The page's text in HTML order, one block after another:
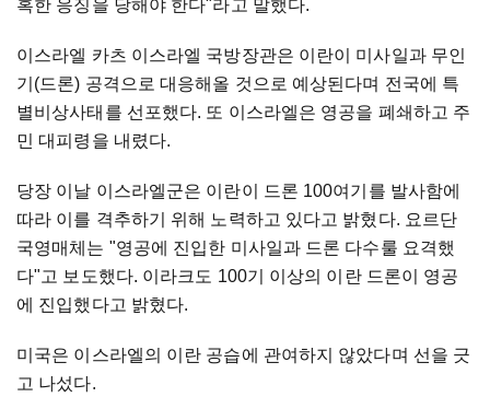
혹한 응징을 당해야 한다"라고 말했다.
이스라엘 카츠 이스라엘 국방장관은 이란이 미사일과 무인
기(드론) 공격으로 대응해올 것으로 예상된다며 전국에 특
별비상사태를 선포했다. 또 이스라엘은 영공을 폐쇄하고 주
민 대피령을 내렸다.
당장 이날 이스라엘군은 이란이 드론 100여기를 발사함에
따라 이를 격추하기 위해 노력하고 있다고 밝혔다. 요르단
국영매체는 "영공에 진입한 미사일과 드론 다수룰 요격했
다"고 보도했다. 이라크도 100기 이상의 이란 드론이 영공
에 진입했다고 밝혔다.
미국은 이스라엘의 이란 공습에 관여하지 않았다며 선을 긋
고 나섰다.